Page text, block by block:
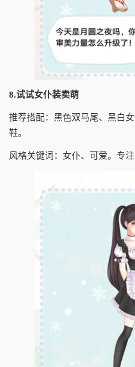
8.试试女仆装卖萌
推荐搭配：黑色双马尾、黑白
鞋。
风格关键词：女仆、可爱。专